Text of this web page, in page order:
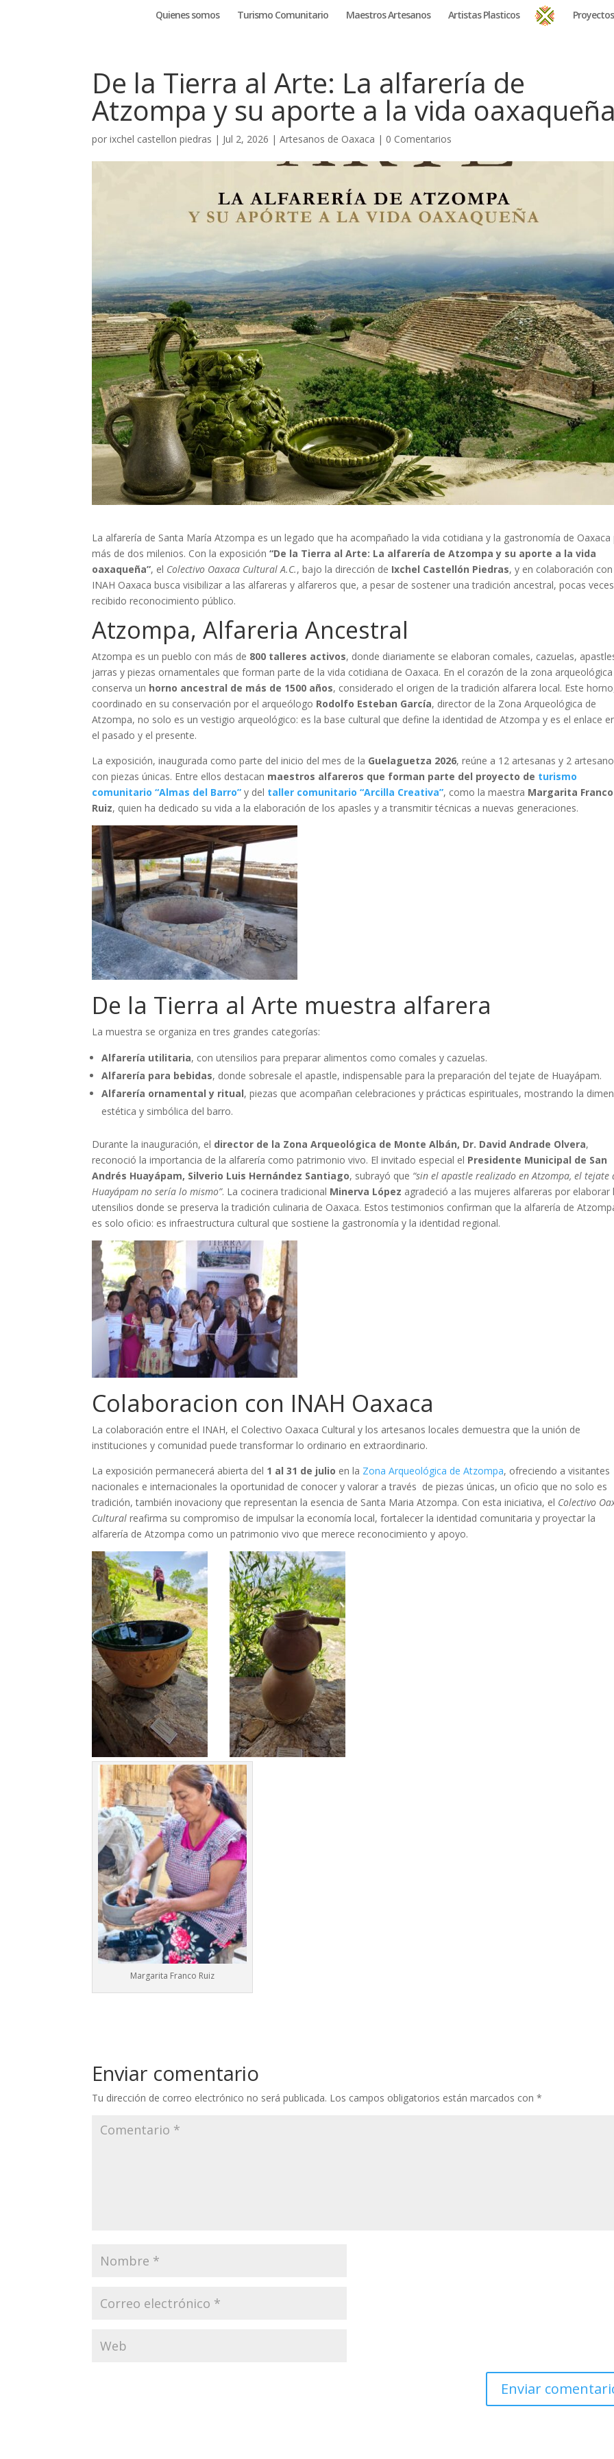
Quienes somos Turismo Comunitario Maestros Artesanos Artistas Plasticos Proyectos
De la Tierra al Arte: La alfarería de
Atzompa y su aporte a la vida
porixchel castellon piedras | Jul 2, 2026 |Artesanos de Oaxaca | 0 Comentarios
La alfarería de Santa María Atzompa es un legado que ha acompañado la vida cotidiana y la gastronomía de Oaxaca
más de dos milenios. Con la exposición“De la Tierra al Arte: La alfarería de Atzompa y su aporte a la vida
oaxaqueña”, el Colectivo Oaxaca Cultural A.C., bajo la dirección de Ixchel Castellón Piedras, y en colaboración
INAH Oaxaca busca visibilizar a las alfareras y alfareros que, a pesar de sostener una tradición ancestral, pocas
recibido reconocimiento público.
Atzompa, Alfareria Ancestral
Atzompa es un pueblo con más de 800 talleres activos, donde diariamente se elaboran comales, cazuelas,
jarras y piezas ornamentales que forman parte de la vida cotidiana de Oaxaca. En el corazón de la zona
conserva un horno ancestral de más de 1500 años, considerado el origen de la tradición alfarera local. Este
coordinado en su conservación por el arqueólogo Rodolfo Esteban García, director de la Zona Arqueológica de
Atzompa, no solo es un vestigio arqueológico: es la base cultural que define la identidad de Atzompa y es el enlace
el pasado y el presente.
La exposición, inaugurada como parte del inicio del mes de la Guelaguetza 2026, reúne a 12 artesanas y 2
con piezas únicas. Entre ellos destacan maestros alfareros que forman parte del proyecto de turismo
comunitario “Almas del Barro” y del taller comunitario “Arcilla Creativa”, como la maestra Margarita Franco
Ruiz, quien ha dedicado su vida a la elaboración de los apasles y a transmitir técnicas a nuevas generaciones.
De la Tierra al Arte muestra alfarera
La muestra se organiza en tres grandes categorías:
Alfarería utilitaria, con utensilios para preparar alimentos como comales y cazuelas.
Alfarería para bebidas, donde sobresale el apastle, indispensable para la preparación del tejate de Huayápam.
Alfarería ornamental y ritual, piezas que acompañan celebraciones y prácticas espirituales, mostrando la
estética y simbólica del barro.
Durante la inauguración, el director de la Zona Arqueológica de Monte Albán, Dr. David Andrade Olvera,
reconoció la importancia de la alfarería como patrimonio vivo. El invitado especial el Presidente Municipal de San
Andrés Huayápam, Silverio Luis Hernández Santiago, subrayó que “sin el apastle realizado en Atzompa, el tejate
Huayápam no sería lo mismo”. La cocinera tradicional Minerva López agradeció a las mujeres alfareras por elaborar
utensilios donde se preserva la tradición culinaria de Oaxaca. Estos testimonios confirman que la alfarería de
es solo oficio: es infraestructura cultural que sostiene la gastronomía y la identidad regional.
Colaboracion con INAH Oaxaca
La colaboración entre el INAH, el Colectivo Oaxaca Cultural y los artesanos locales demuestra que la unión de
instituciones y comunidad puede transformar lo ordinario en extraordinario.
La exposición permanecerá abierta del 1 al 31 de julio en la Zona Arqueológica de Atzompa, ofreciendo a visitantes
nacionales e internacionales la oportunidad de conocer y valorar a través de piezas únicas, un oficio que no solo es
tradición, también inovaciony que representan la esencia de Santa Maria Atzompa. Con esta iniciativa, el Colectivo
Cultural reafirma su compromiso de impulsar la economía local, fortalecer la identidad comunitaria y proyectar la
alfarería de Atzompa como un patrimonio vivo que merece reconocimiento y apoyo.
Margarita Franco Ruiz
Enviar comentario
Tu dirección de correo electrónico no será publicada. Los campos obligatorios están marcados con*